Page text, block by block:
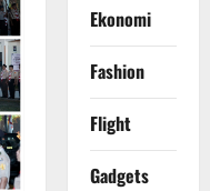
Ekonomi
Fashion
Flight
Gadgets